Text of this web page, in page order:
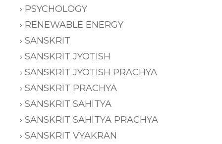
PSYCHOLOGY
RENEWABLE ENERGY
SANSKRIT
SANSKRIT JYOTISH
SANSKRIT JYOTISH PRACHYA
SANSKRIT PRACHYA
SANSKRIT SAHITYA
SANSKRIT SAHITYA PRACHYA
SANSKRIT VYAKRAN